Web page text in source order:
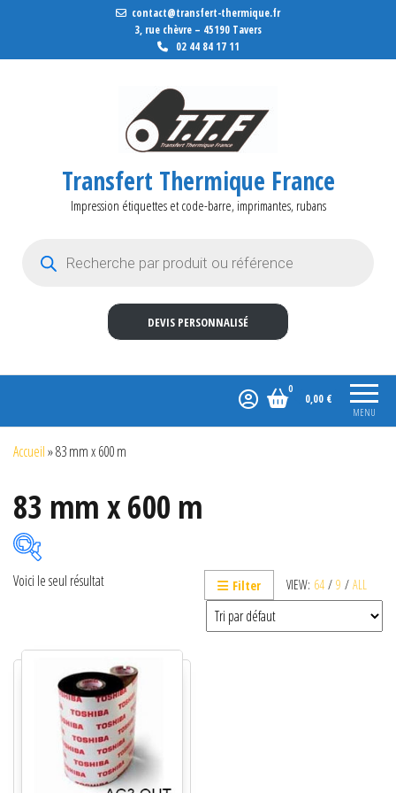
contact@transfert-thermique.fr
3, rue chèvre – 45190 Tavers
02 44 84 17 11
Transfert Thermique France
Impression étiquettes et code-barre, imprimantes, rubans
DEVIS PERSONNALISÉ
MENU
0
0,00 €
Accueil»83 mm x 600 m
83 mm x 600 m
Etiquettes
Imprimantes
Lecteurs
Lecteurs code-barres de présentation
VIEW: 64 / 9 / ALL
Filter
Voici le seul résultat